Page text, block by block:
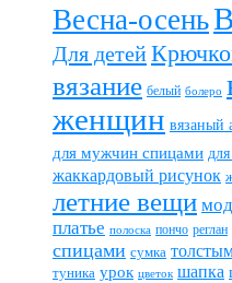
Весна-осень
Для детей
вязание белый болеро
женщин вязаный
для мужчин спицами
жаккардовый рисунок
летние вещи
платье полоска пончо реглан
спицами сумка
туника урок цветок шапка